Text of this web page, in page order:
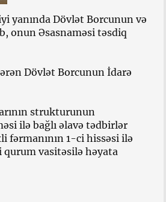
yanında Dövlət Borcunun və
onun Əsasnaməsi təsdiq
Dövlət Borcunun İdarə
strukturunun
ilə bağlı əlavə tədbirlər
fərmanının 1-ci hissəsi ilə
vasitəsilə həyata